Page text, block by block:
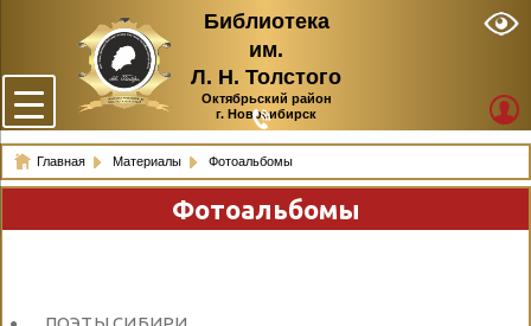
Библиотека
им.
Л. Н. Толстого
Октябрьский район
г. Новосибирск
Главная Материалы Фотоальбомы
Фотоальбомы